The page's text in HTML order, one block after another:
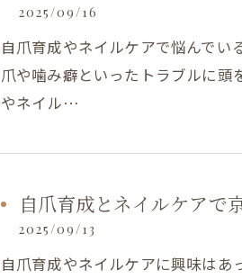
2025/09/16
自爪育成やネイルケアで悩んで
爪や噛み癖といったトラブルに
やネイル…
自爪育成とネイルケアで
2025/09/13
自爪育成やネイルケアに興味はあ